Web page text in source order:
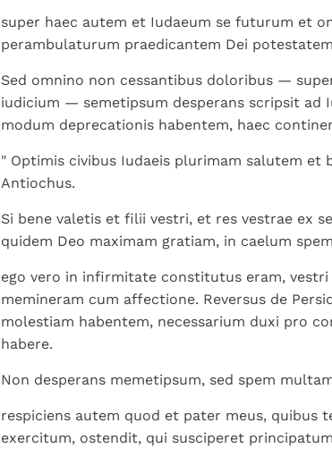
super haec autem et Iudaeum se futurum et
perambulaturum praedicantem Dei
Sed omnino non cessantibus doloribus —
iudicium — semetipsum desperans scripsit ad
modum deprecationis habentem, haec
" Optimis civibus Iudaeis plurimam salutem et
Antiochus.
Si bene valetis et filii vestri, et res vestrae ex
quidem Deo maximam gratiam, in caelum
ego vero in infirmitate constitutus eram,
memineram cum affectione. Reversus de
molestiam habentem, necessarium duxi pro
habere.
Non desperans memetipsum, sed spem
respiciens autem quod et pater meus, quibus
exercitum, ostendit, qui susciperet